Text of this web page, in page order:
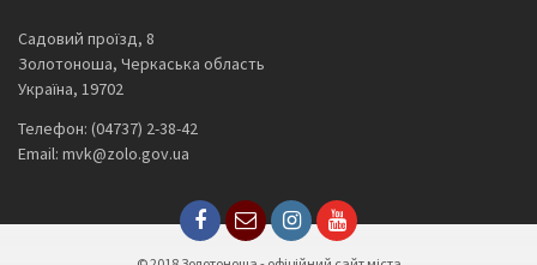
Садовий проїзд, 8
Золотоноша, Черкаська область
Україна, 19702
Телефон: (04737) 2-38-42
Email: mvk@zolo.gov.ua